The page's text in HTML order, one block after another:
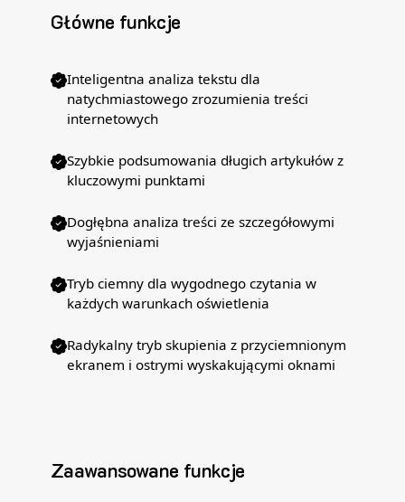
Główne funkcje
Inteligentna analiza tekstu dla
natychmiastowego zrozumienia treści
internetowych
Szybkie podsumowania długich artykułów z
kluczowymi punktami
Dogłębna analiza treści ze szczegółowymi
wyjaśnieniami
Tryb ciemny dla wygodnego czytania w
każdych warunkach oświetlenia
Radykalny tryb skupienia z przyciemnionym
ekranem i ostrymi wyskakującymi oknami
Zaawansowane funkcje